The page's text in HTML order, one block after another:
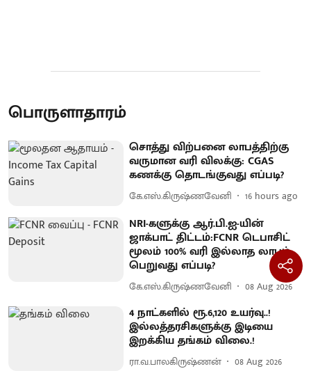
பொருளாதாரம்
சொத்து விற்பனை லாபத்திற்கு
வருமான வரி விலக்கு: CGAS
கணக்கு தொடங்குவது எப்படி?
கே.எஸ்.கிருஷ்ணவேனி 16 hours ago
NRI-களுக்கு ஆர்.பி.ஐ-யின்
ஜாக்பாட் திட்டம்:FCNR டெபாசிட்
மூலம் 100% வரி இல்லாத லாபம்
பெறுவது எப்படி?
கே.எஸ்.கிருஷ்ணவேனி 08 Aug 2026
4 நாட்களில் ரூ.6,120 உயர்வு..!
இல்லத்தரசிகளுக்கு இடியை
இறக்கிய தங்கம் விலை.!
ரா.வ.பாலகிருஷ்ணன் 08 Aug 2026